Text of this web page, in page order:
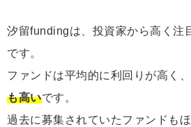
汐留fundingは、投資家から高く注
です。
ファンドは平均的に利回りが高く
も高いです。
過去に募集されていたファンドも